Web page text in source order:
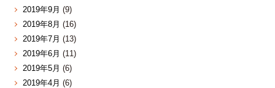
2019年9月 (9)
2019年8月 (16)
2019年7月 (13)
2019年6月 (11)
2019年5月 (6)
2019年4月 (6)